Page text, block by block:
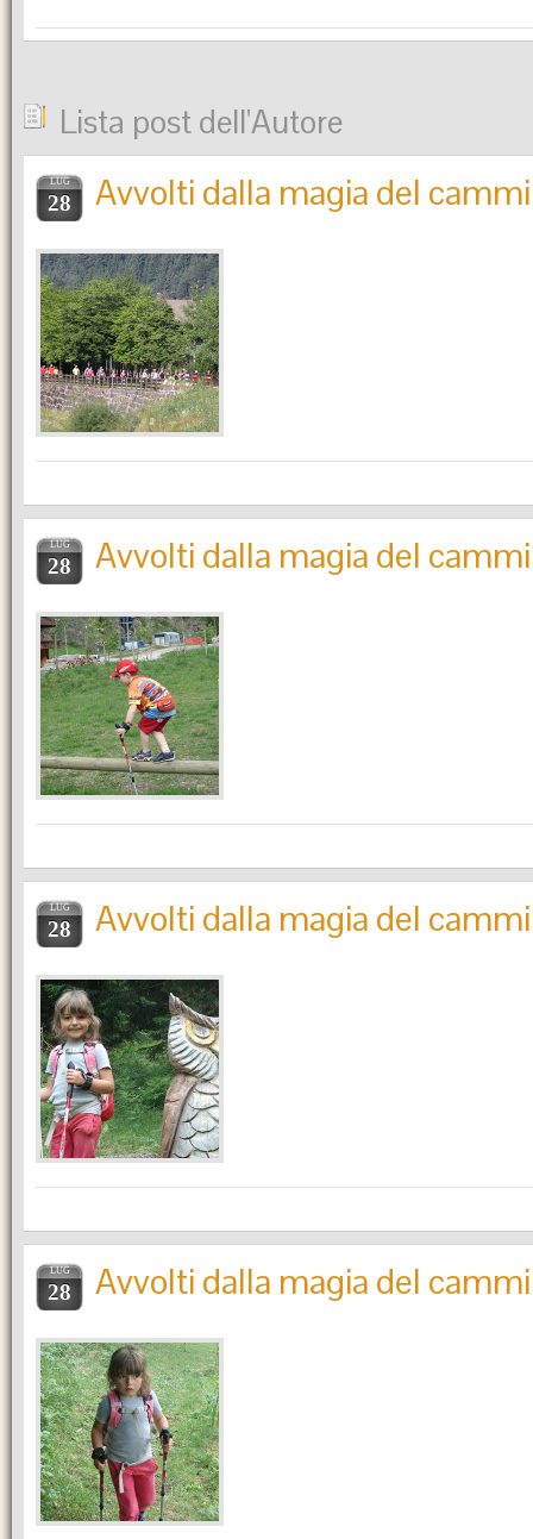
Lista post dell'Autore
LUG
28 Avvolti dalla magia del
LUG
28 Avvolti dalla magia del
LUG
28 Avvolti dalla magia del
LUG
28 Avvolti dalla magia del